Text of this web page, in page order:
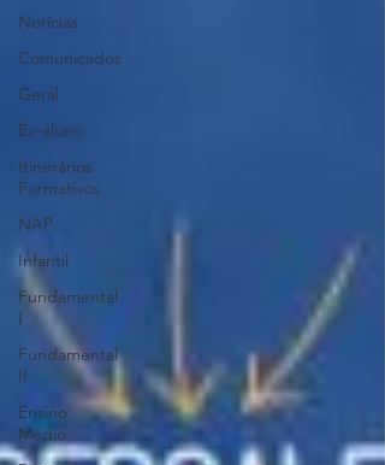
Notícias
Comunicados
Geral
Ex-aluno
Itinerários
Formativos
NAP
Infantil
Fundamental
I
Fundamental
II
Ensino
Médio